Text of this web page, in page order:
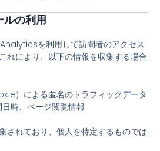
ルの利用
を利用して訪問者のアクセス
れにより、以下の情報を収集する場合
）による匿名のトラフィックデータ
時、ページ閲覧情報
されており、個人を特定するものでは